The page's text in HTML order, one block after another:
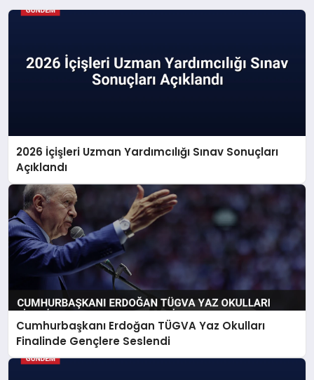
2026 İçişleri Uzman Yardımcılığı Sınav Sonuçları
Açıklandı
Cumhurbaşkanı Erdoğan TÜGVA Yaz Okulları
Finalinde Gençlere Seslendi